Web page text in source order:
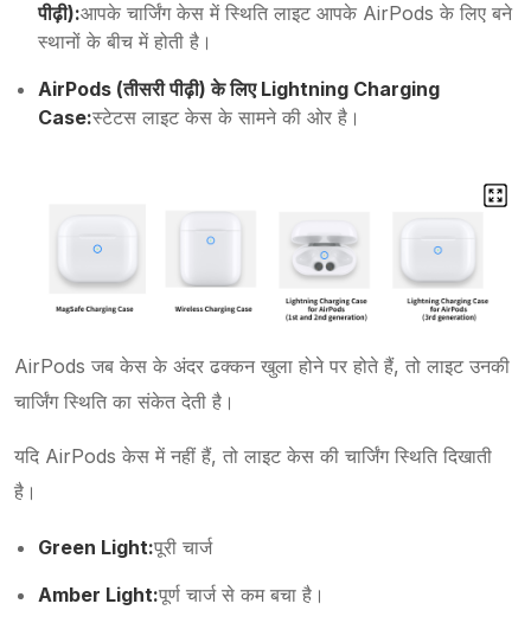
पीढ़ी):आपके चार्जिंग केस में स्थिति लाइट आपके AirPods के लिए बने
स्थानों के बीच में होती है।
AirPods (तीसरी पीढ़ी) के लिए Lightning Charging
Case:स्टेटस लाइट केस के सामने की ओर है।
AirPods जब केस के अंदर ढक्कन खुला होने पर होते हैं, तो लाइट उनकी
चार्जिंग स्थिति का संकेत देती है।
यदि AirPods केस में नहीं हैं, तो लाइट केस की चार्जिंग स्थिति दिखाती
है।
Green Light:पूरी चार्ज
Amber Light:पूर्ण चार्ज से कम बचा है।